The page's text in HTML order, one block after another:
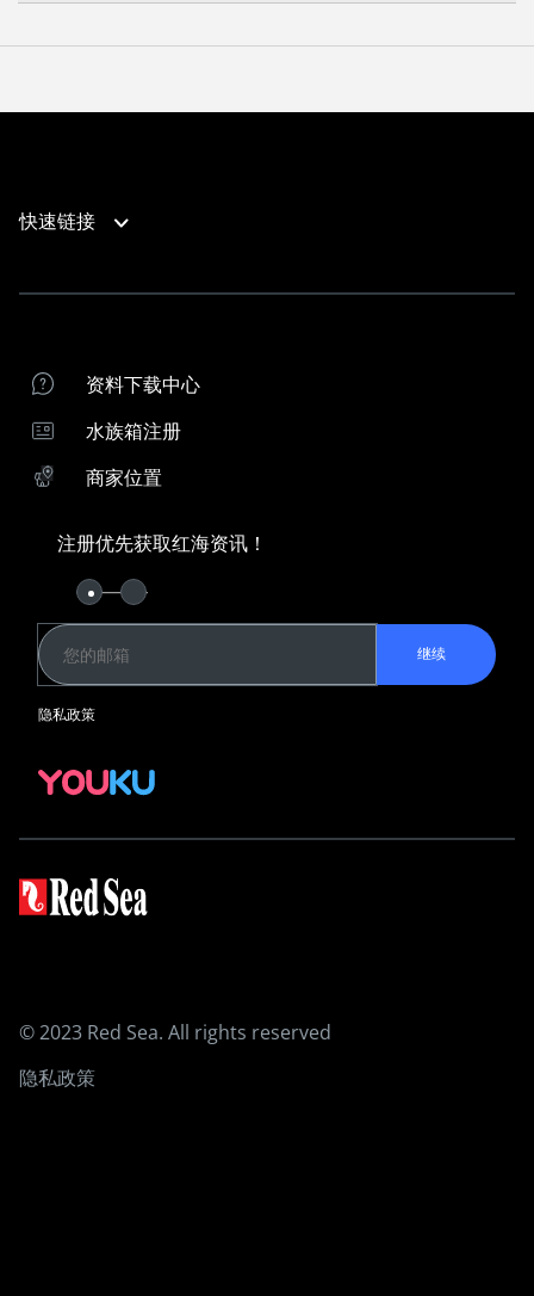
快速链接
联系我们
红海水族箱注册
下载ReefBeat应用程序
向导
珊瑚饲养指南
Keep in Touch
YouKu
水族箱系统
REEFER G2+
REEFER G2+ 隔断式系统
MAX NANO
设备
ReefLED 系列
ReefWave造流泵
资料下载中心
水族箱注册
商家位置
注册优先获取红海资讯！
继续
隐私政策
© 2023 Red Sea. All rights reserved
隐私政策